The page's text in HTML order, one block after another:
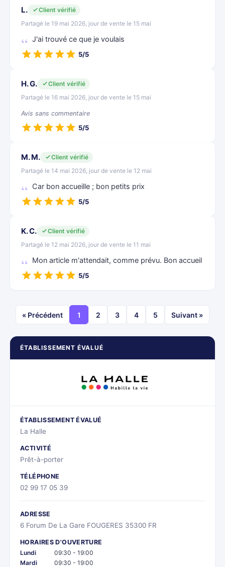
ÉTABLISSEMENT ÉVALUÉ
ÉTABLISSEMENT ÉVALUÉ
La Halle
ACTIVITÉ
Prêt-à-porter
TÉLÉPHONE
02 99 17 05 39
ADRESSE
6 Forum De La Gare FOUGERES 35300 FR
HORAIRES D'OUVERTURE
Lundi
09:30 - 19:00
Mardi
09:30 - 19:00
L.
Client vérifié
Partagé le 19 mai 2026, jour de vente le 15 mai
J'ai trouvé ce que je voulais
5/5
H. G.
Client vérifié
Partagé le 16 mai 2026, jour de vente le 15 mai
Avis sans commentaire
5/5
M. M.
Client vérifié
Partagé le 14 mai 2026, jour de vente le 12 mai
Car bon accueille ; bon petits prix
5/5
K. C.
Client vérifié
Partagé le 12 mai 2026, jour de vente le 11 mai
Mon article m'attendait, comme prévu. Bon accueil
5/5
« Précédent 1 2 3 4 5 Suivant »